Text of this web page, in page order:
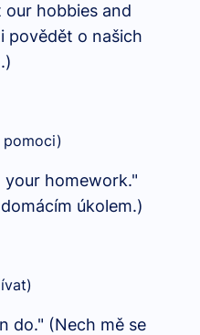
our hobbies and
povědět o našich
homework."
úkolem.)
do." (Nech mě se